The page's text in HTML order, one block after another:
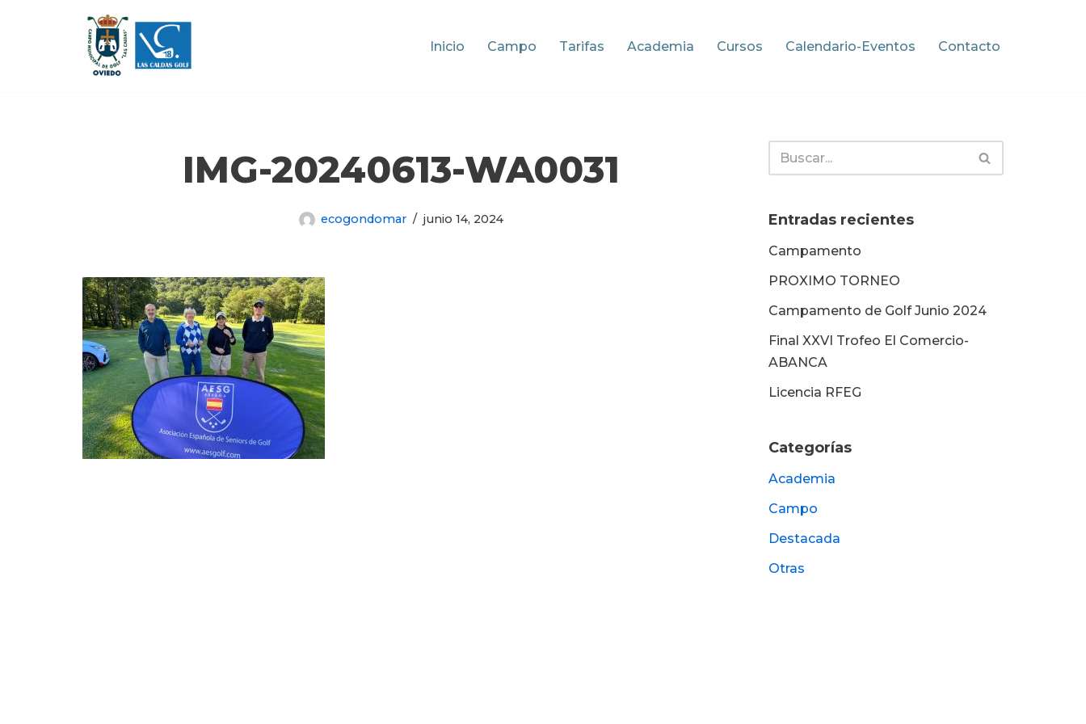
Inicio Campo Tarifas Academia Cursos Calendario-Eventos Contacto
IMG-20240613-WA0031
ecogondomar junio 14, 2024 Entradas recientes
Campamento
PROXIMO TORNEO
Campamento de Golf Junio 2024
Final XXVI Trofeo El Comercio-
ABANCA
Licencia RFEG
Categorías
Academia
Campo
Destacada
Otras